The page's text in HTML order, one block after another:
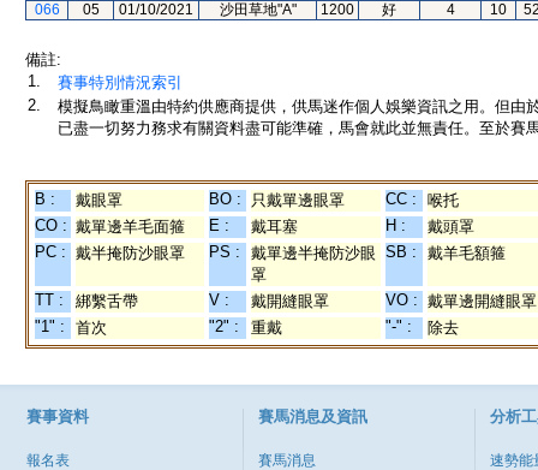
066
05 01/10/2021 沙田草地"A" 1200 好 4 10
備註:
1.
賽事特別情況索引
2.
模擬鳥瞰重溫由特約供應商提供，供馬迷作個人娛樂資訊之用。但
已盡一切努力務求有關資料盡可能準確，馬會就此並無責任。至於賽
B : 戴眼罩 BO : 只戴單邊眼罩 CC :
喉托
CO : 戴單邊羊毛面箍 E : 戴耳塞 H :
戴頭罩
PC : 戴半掩防沙眼罩 PS :
戴單邊半掩防沙眼
罩
SB : 戴羊毛額箍
TT : 綁繫舌帶 V : 戴開縫眼罩 VO : 戴單邊開縫眼罩
"1" :
首次 "2" : 重戴 "-" : 除去
賽事資料
報名表
賽馬消息及資訊
賽馬消息
分析
速勢能